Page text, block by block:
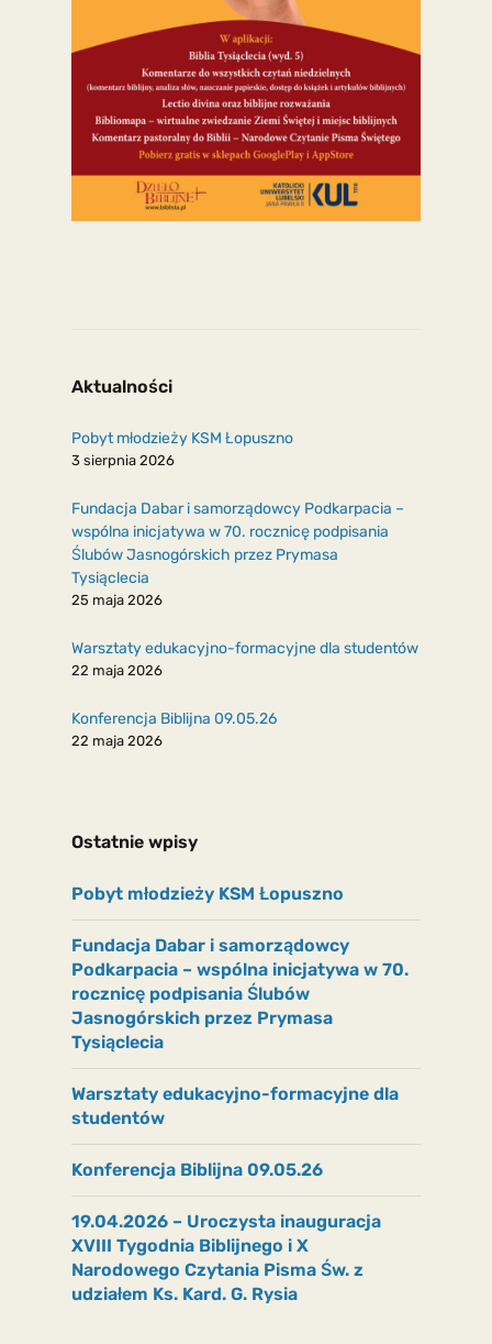
Aktualności
Pobyt młodzieży KSM Łopuszno
3 sierpnia 2026
Fundacja Dabar i samorządowcy Podkarpacia –
wspólna inicjatywa w 70. rocznicę podpisania
Ślubów Jasnogórskich przez Prymasa
Tysiąclecia
25 maja 2026
Warsztaty edukacyjno-formacyjne dla studentów
22 maja 2026
Konferencja Biblijna 09.05.26
22 maja 2026
Ostatnie wpisy
Pobyt młodzieży KSM Łopuszno
Fundacja Dabar i samorządowcy
Podkarpacia – wspólna inicjatywa w 70.
rocznicę podpisania Ślubów
Jasnogórskich przez Prymasa
Tysiąclecia
Warsztaty edukacyjno-formacyjne dla
studentów
Konferencja Biblijna 09.05.26
19.04.2026 – Uroczysta inauguracja
XVIII Tygodnia Biblijnego i X
Narodowego Czytania Pisma Św. z
udziałem Ks. Kard. G. Rysia